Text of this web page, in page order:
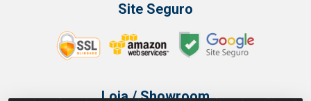
Site Seguro
Loja / Showroom